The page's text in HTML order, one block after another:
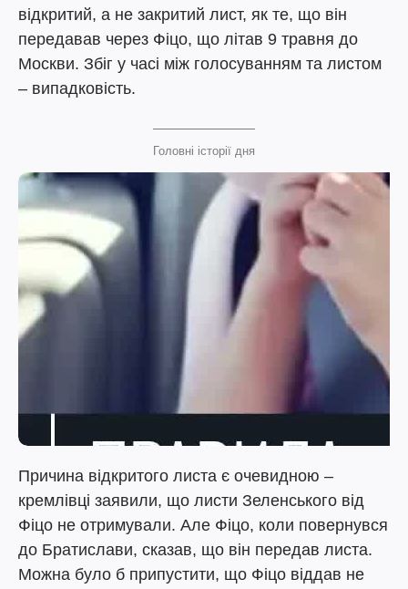
відкритий, а не закритий лист, як те, що він
передавав через Фіцо, що літав 9 травня до
Москви. Збіг у часі між голосуванням та листом
– випадковість.
Головні історії дня
Причина відкритого листа є очевидною –
кремлівці заявили, що листи Зеленського від
Фіцо не отримували. Але Фіцо, коли повернувся
до Братислави, сказав, що він передав листа.
Можна було б припустити, що Фіцо віддав не